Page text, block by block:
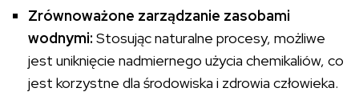
Zrównoważone zarządzanie zasobami
wodnymi: Stosując naturalne procesy, możliwe
jest uniknięcie nadmiernego użycia chemikaliów, co
jest korzystne dla środowiska i zdrowia człowieka.